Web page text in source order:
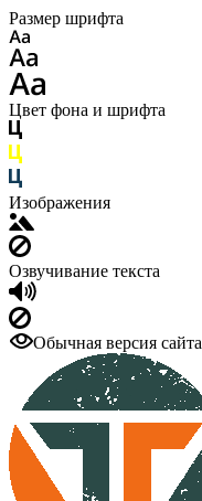
Размер шрифта
Цвет фона и шрифта
Изображения
Озвучивание текста
Обычная версия сайта